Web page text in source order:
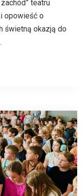
teatru
opowieść o
świetną okazją do